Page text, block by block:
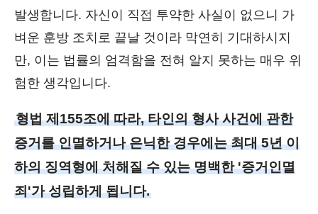
발생합니다. 자신이 직접 투약한 사실이 없으니 가
벼운 훈방 조치로 끝날 것이라 막연히 기대하시지
만, 이는 법률의 엄격함을 전혀 알지 못하는 매우 위
험한 생각입니다.
형법 제155조에 따라, 타인의 형사 사건에 관한
증거를 인멸하거나 은닉한 경우에는 최대 5년 이
하의 징역형에 처해질 수 있는 명백한 '증거인멸
죄'가 성립하게 됩니다.